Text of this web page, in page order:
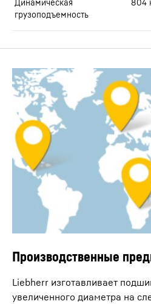
Динамическая
грузоподъемность
804
Производственные
Liebherr изготавливает
увеличенного диаметра на